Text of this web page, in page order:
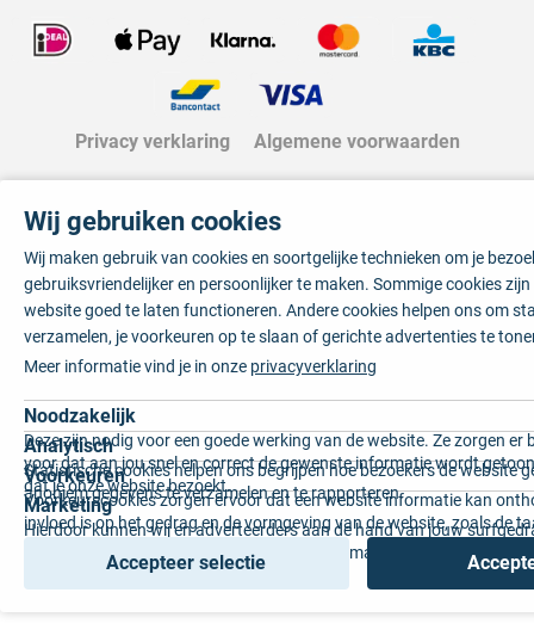
Privacy verklaring Algemene voorwaarden
Wij gebruiken cookies
Wij maken gebruik van cookies en soortgelijke technieken om je
gebruiksvriendelijker en persoonlijker te maken. Sommige cookies
website goed te laten functioneren. Andere cookies helpen ons om
verzamelen, je voorkeuren op te slaan of gerichte advertenties te
Meer informatie vind je in onze privacyverklaring
Noodzakelijk
Deze zijn nodig voor een goede werking van de website. Ze zorgen er
voor dat aan jou snel en correct de gewenste informatie wordt
dat je onze website bezoekt.
Analytisch
Statistische cookies helpen ons begrijpen hoe bezoekers de website
anoniem gegevens te verzamelen en te rapporteren.
Voorkeuren
Voorkeurscookies zorgen ervoor dat een website informatie kan
invloed is op het gedrag en de vormgeving van de website, zoals de
voorkeur of de regio waar u woont.
Marketing
Hierdoor kunnen wij en adverteerders aan de hand van jouw
gepersonaliseerde online advertenties en op maat gemaakte content
Accepteer selectie